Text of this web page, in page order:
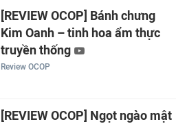
[REVIEW OCOP] Bánh chưng
Kim Oanh – tinh hoa ẩm thực
truyền thống
Review OCOP
[REVIEW OCOP] Ngọt ngào mật